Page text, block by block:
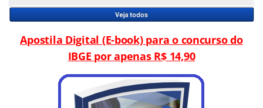
Apostila Digital (E-book) para o concurso do
IBGE por apenas R$ 14,90